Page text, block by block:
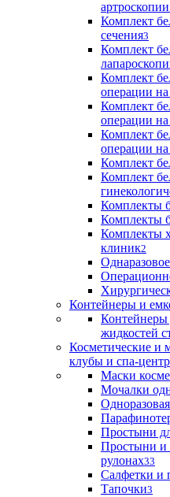
артроскопии
Комплект
сечения3
Комплект
Комплект
операции на
Комплект
операции на
Комплект
операции
Комплект
Комплект
Комплекты
Комплекты
Комплекты
клиник2
Контейнеры и
Контейнеры
жидкостей
Косметические и
клубы и спа-
Маски
Мочалки
Простыни
Простыни и
рулонах33
Салфетки и
Тапочки3